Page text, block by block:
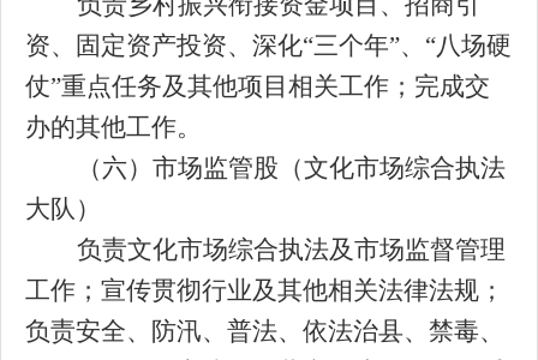
资、固定资产投资、深化“三个年”、“八场硬
仗”重点任务及其他项目相关工作 ； 完成交
办的其他工作。
（六）市场监管股（文化市场综合执法
大队）
负责文化市场综合执法及市场监督管理
工作； 宣传贯彻行业及其他相关法律法规；
负责安全、防汛、普法、依法治县、禁毒、